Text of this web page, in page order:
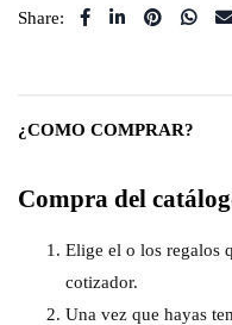
Share:
¿COMO COMPRAR?
Compra del
Elige el o los regalos
cotizador.
Una vez que hayas